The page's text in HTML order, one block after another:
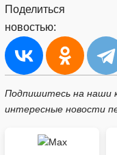
Поделиться
новостью:
Подпишитесь на наши
интересные новости